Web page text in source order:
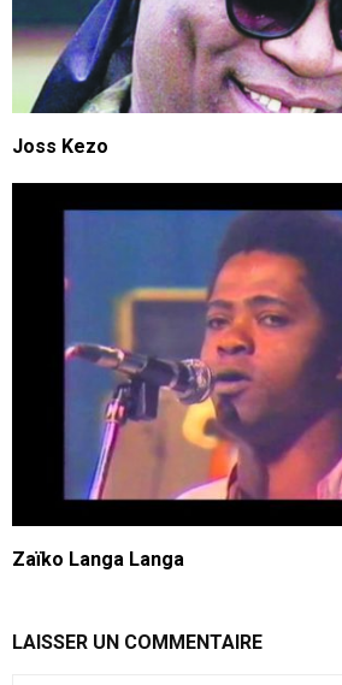
Joss Kezo
Zaïko Langa Langa
LAISSER UN COMMENTAIRE